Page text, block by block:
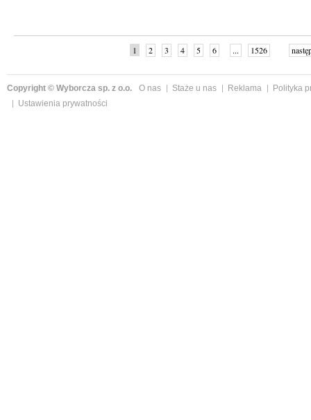
1 2 3 4 5 6 ... 1526
Copyright © Wyborcza sp. z o.o. O nas Staże u nas Reklama
Polityka
Ustawienia prywatności